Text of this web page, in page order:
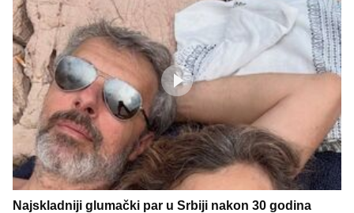
Najskladniji glumački par u Srbiji nakon 30 godina